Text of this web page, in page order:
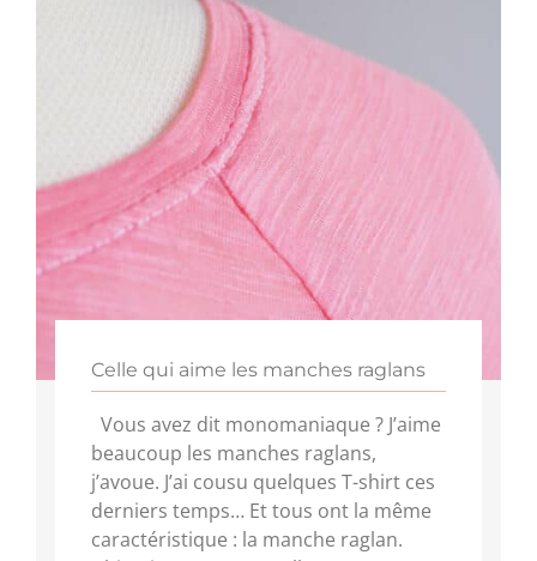
Celle qui aime les manches raglans
Vous avez dit monomaniaque ? J’aime
beaucoup les manches raglans,
j’avoue. J’ai cousu quelques T-shirt ces
derniers temps… Et tous ont la même
caractéristique : la manche raglan.